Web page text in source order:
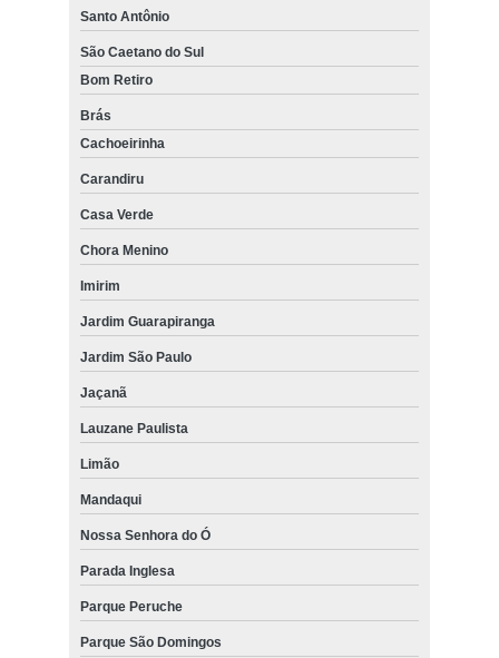
Santo Antônio
São Caetano do Sul
Bom Retiro
Brás
Cachoeirinha
Carandiru
Casa Verde
Chora Menino
Imirim
Jardim Guarapiranga
Jardim São Paulo
Jaçanã
Lauzane Paulista
Limão
Mandaqui
Nossa Senhora do Ó
Parada Inglesa
Parque Peruche
Parque São Domingos